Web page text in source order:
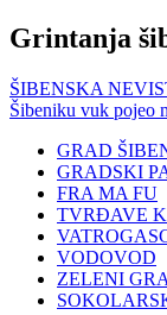
Grintanja
ŠIBENSKA
Šibeniku vuk pojeo
GRAD
GRADSKI
FRA MA FU
TVRĐAVE
VODOVOD
ZELENI